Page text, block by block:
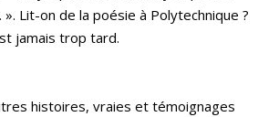
». Lit-on de la poésie à Polytechnique ?
jamais trop tard.
histoires, vraies et témoignages